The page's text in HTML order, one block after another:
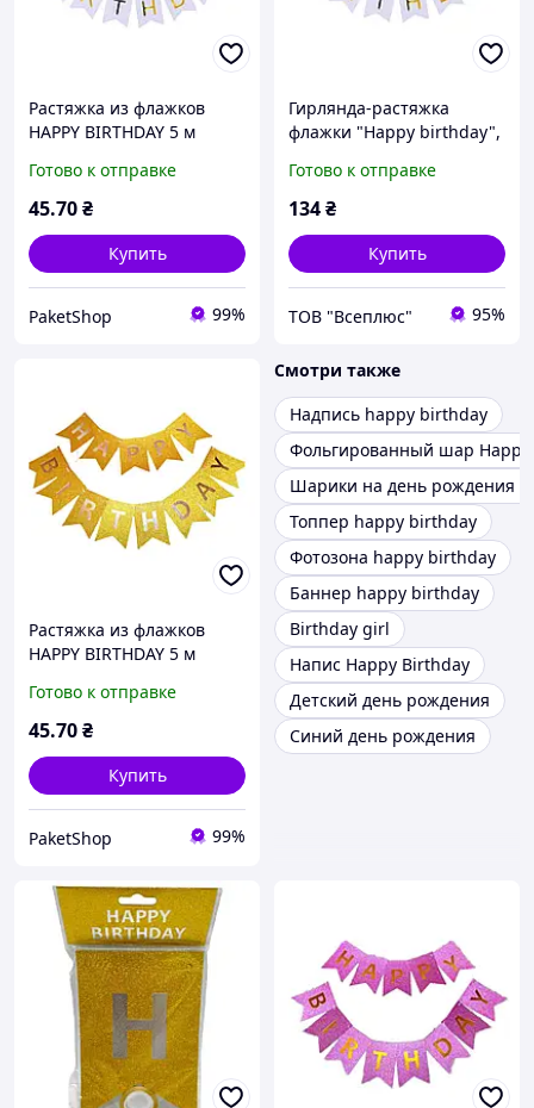
Растяжка из флажков
HAPPY BIRTHDAY 5 м
Готово к отправке
45.70₴
Купить
PaketShop 99%
Гирлянда-растяжка
флажки "Happy birthday",
Готово к отправке
134₴
Купить
ТОВ "Всеплюс" 95%
Растяжка из флажков
HAPPY BIRTHDAY 5 м
Готово к отправке
45.70₴
Купить
PaketShop 99%
Смотри также
Надпись happy birthday
Фольгированный шар
Шарики на день рождения
Топпер happy birthday
Фотозона happy birthday
Баннер happy birthday
Birthday girl
Напис Happy Birthday
Детский день рождения
Синий день рождения